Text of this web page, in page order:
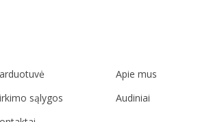
sąlygos
Apie mus
Audiniai